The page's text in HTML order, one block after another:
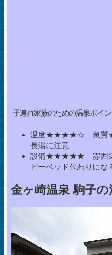
子連れ家族のための温泉ポイン
温度★★★★☆ 泉
長湯に注意
設備★★★★★ 雰囲
ビーベッド代わりにな
金ヶ崎温泉 駒子の